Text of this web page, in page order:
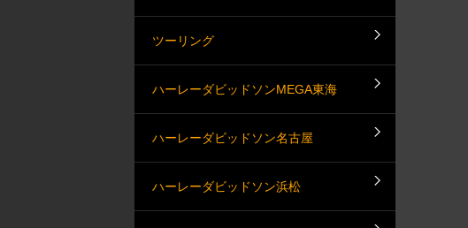
ツーリング
ハーレーダビッドソンMEGA東海
ハーレーダビッドソン名古屋
ハーレーダビッドソン浜松